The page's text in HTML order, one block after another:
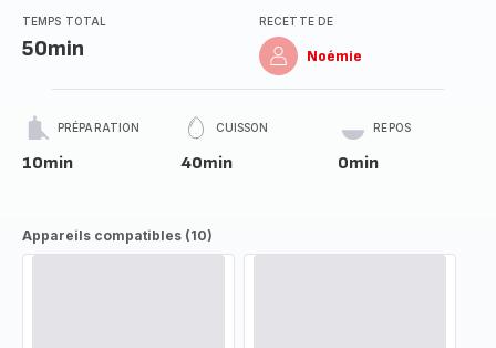
TEMPS TOTAL
50min
RECETTE DE
Noémie
PRÉPARATION
10min
CUISSON
40min
REPOS
0min
Appareils compatibles (10)